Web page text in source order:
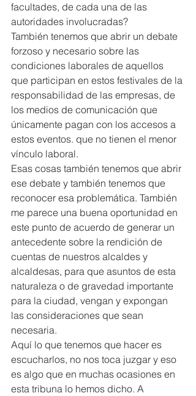
facultades, de cada una de las
autoridades involucradas?
También tenemos que abrir un debate
forzoso y necesario sobre las
condiciones laborales de aquellos
que participan en estos festivales de la
responsabilidad de las empresas, de
los medios de comunicación que
únicamente pagan con los accesos a
estos eventos. que no tienen el menor
vínculo laboral.
Esas cosas también tenemos que abrir
ese debate y también tenemos que
reconocer esa problemática. También
me parece una buena oportunidad en
este punto de acuerdo de generar un
antecedente sobre la rendición de
cuentas de nuestros alcaldes y
alcaldesas, para que asuntos de esta
naturaleza o de gravedad importante
para la ciudad, vengan y expongan
las consideraciones que sean
necesaria.
Aquí lo que tenemos que hacer es
escucharlos, no nos toca juzgar y eso
es algo que en muchas ocasiones en
esta tribuna lo hemos dicho. A